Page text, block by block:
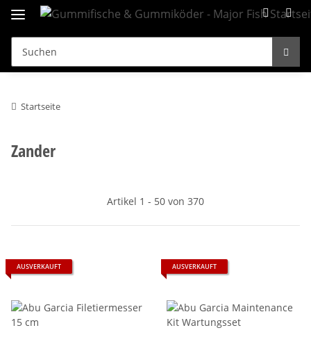
Startseite
Zander
Artikel 1 - 50 von 370
AUSVERKAUFT AUSVERKAUFT